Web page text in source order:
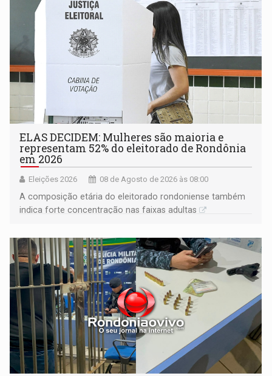
ELAS DECIDEM: Mulheres são maioria e
representam 52% do eleitorado de Rondônia
em 2026
Eleições 2026 08 de Agosto de 2026 às 08:00
A composição etária do eleitorado rondoniense também
indica forte concentração nas faixas adultas